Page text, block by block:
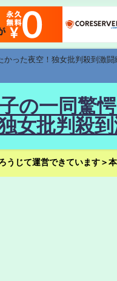
った夜空！独女批判殺到激
の一同驚
女批判殺
じて運営できています＞